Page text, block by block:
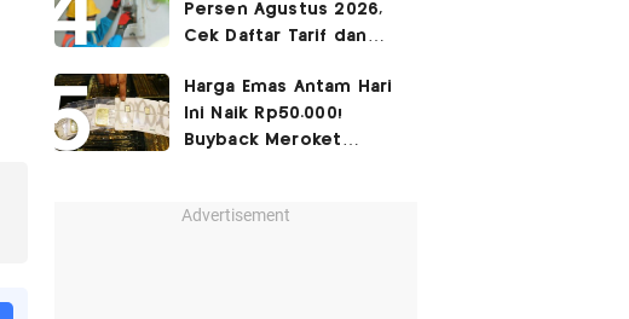
Persen Agustus 2026,
Cek Daftar Tarif dan
Harga Emas Antam Hari
Ini Naik Rp50.000!
Buyback Meroket
Advertisement